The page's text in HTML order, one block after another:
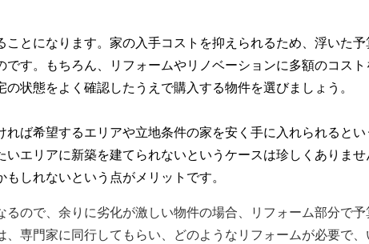
とになります。家の入手コストを抑えられるため、浮いた予
す。もちろん、リフォームやリノベーションに多額のコスト
状態をよく確認したうえで購入する物件を選びましょう。
ば希望するエリアや立地条件の家を安く手に入れられるとい
エリアに新築を建てられないというケースは珍しくありませ
しれないという点がメリットです。
ので、余りに劣化が激しい物件の場合、リフォーム部分で予
専門家に同行してもらい、どのようなリフォームが必要で、